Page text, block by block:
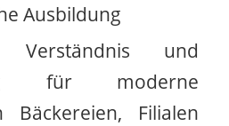
Ausbildung
Verständnis und
für moderne
Bäckereien, Filialen